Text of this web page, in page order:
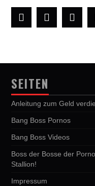
SEITEN
Anleitung zum Geld
Bang Boss Pornos
Bang Boss Videos
Boss der Bosse der
Stallion!
Impressum